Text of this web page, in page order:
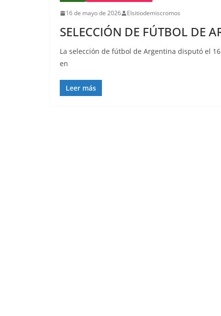
16 de mayo de 2026 Elsitiodemiscromos
SELECCIÓN DE FÚTBOL DE
La selección de fútbol de Argentina disputó el
en
Leer más